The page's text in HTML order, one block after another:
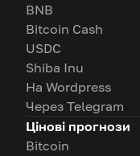
BNB
Bitcoin Cash
USDC
Shiba Inu
На Wordpress
Через Telegram
Цінові прогнози
Bitcoin